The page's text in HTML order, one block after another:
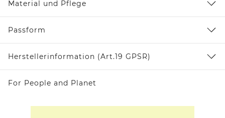
Material und Pflege
Passform
Herstellerinformation (Art.19 GPSR)
For People and Planet